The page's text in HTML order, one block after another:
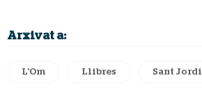
Arxivat a:
L'Om Llibres Sant Jordi